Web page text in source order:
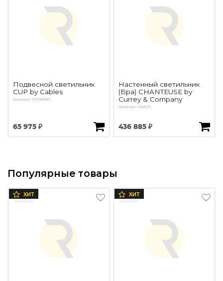
Подвесной светильник
CUP by Cables
Артикул: OPD0087
65 975 ₽
Настенный светильник
(Бра) CHANTEUSE by
Currey & Company
Артикул: OW676
436 885 ₽
Популярные товары
ХИТ ХИТ